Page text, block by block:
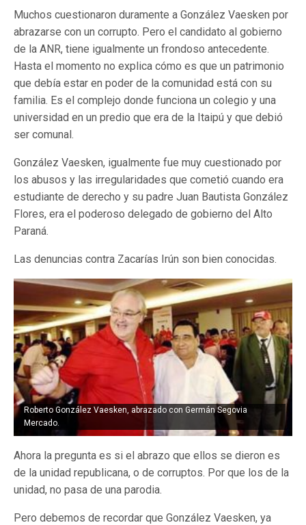
Muchos cuestionaron duramente a González Vaesken por
abrazarse con un corrupto. Pero el candidato al gobierno
de la ANR, tiene igualmente un frondoso antecedente.
Hasta el momento no explica cómo es que un patrimonio
que debía estar en poder de la comunidad está con su
familia. Es el complejo donde funciona un colegio y una
universidad en un predio que era de la Itaipú y que debió
ser comunal.
González Vaesken, igualmente fue muy cuestionado por
los abusos y las irregularidades que cometió cuando era
estudiante de derecho y su padre Juan Bautista González
Flores, era el poderoso delegado de gobierno del Alto
Paraná.
Las denuncias contra Zacarías Irún son bien conocidas.
Roberto González Vaesken, abrazado con Germán Segovia
Mercado.
Ahora la pregunta es si el abrazo que ellos se dieron es
de la unidad republicana, o de corruptos. Por que los de la
unidad, no pasa de una parodia.
Pero debemos de recordar que González Vaesken, ya